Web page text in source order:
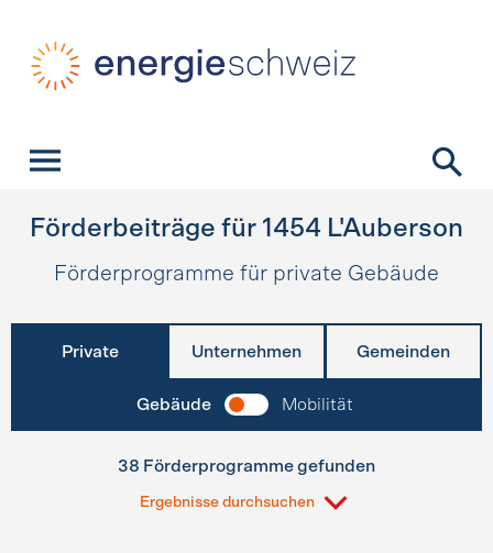
Förderbeiträge für 1454 L'Auberson
Förderprogramme für private Gebäude
Private Unternehmen Gemeinden
Gebäude Mobilität
38 Förderprogramme gefunden
Ergebnisse durchsuchen